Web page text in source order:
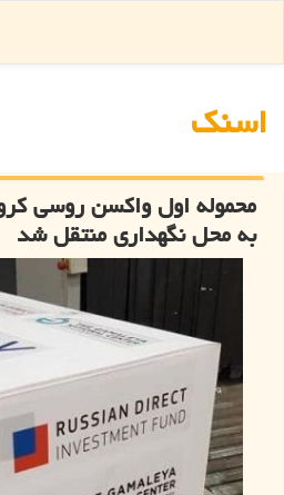
اسنك
محموله اول واكسن روسی
به محل نگهداری منتقل شد